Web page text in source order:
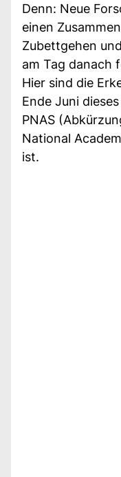
Denn: Neue
einen
Zubettgehen
am Tag danach
Hier sind die
Ende Juni
PNAS
National
ist.